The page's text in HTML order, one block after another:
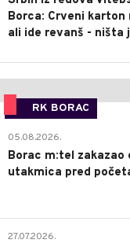
Borca: Crveni
ali ide revanš - ništa
RK BORAC
05.08.2026.
Borac m:tel zakazao
utakmica pred
27.07.2026.